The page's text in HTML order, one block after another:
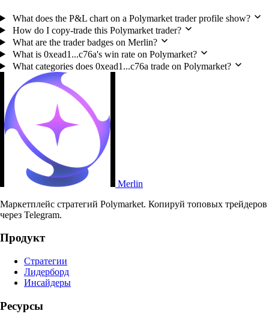
What does the P&L chart on a Polymarket trader profile show?
How do I copy-trade this Polymarket trader?
What are the trader badges on Merlin?
What is 0xead1...c76a's win rate on Polymarket?
What categories does 0xead1...c76a trade on Polymarket?
Merlin
Маркетплейс стратегий Polymarket. Копируй топовых трейдеров
через Telegram.
Продукт
Стратегии
Лидерборд
Инсайдеры
Ресурсы